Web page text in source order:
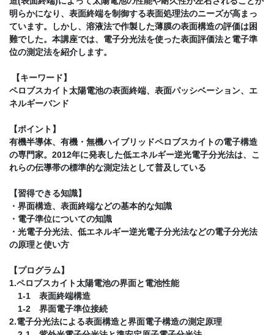
明らかになり、表面終端を制御する表面処理法のニーズが高まっ
ています。しかし、溶液法で作製した薄膜の表面構造の評価は困
難でした。本講座では、電子分光法を使った表面評価法と電子準
位の測定法を紹介します。
【キーワード】
ペロブスカイト太陽電池の表面終端、表面パッシベーション、エ
ネルギーバンド
【ポイント】
有機半導体、有機・無機ハイブリッドペロブスカイトの電子構造
の専門家。2012年に発表した低エネルギー逆光電子分光法は、こ
れらの伝導帯の標準的な測定法として普及している
【習得できる知識】
・界面構造、表面終端などの基本的な知識
・電子準位についての知識
・光電子分光法、低エネルギー逆光電子分光法などの電子分光法
の原理と使い方
【プログラム】
1.ペロブスカイト太陽電池の界面と電池性能
1-1 表面終端構造
1-2 界面電子準位接続
2.電子分光法による表面構造と界面電子構造の測定原理